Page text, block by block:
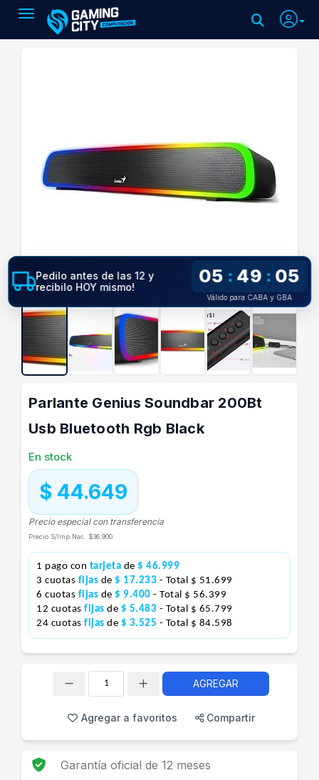
Toggle navigation
Parlante Genius Soundbar 200Bt
Usb Bluetooth Rgb Black
En stock
$ 44.649
Precio especial con transferencia
Precio S/Imp.Nac. $36.900
1 pago con tarjeta de $ 46.999
3 cuotas fijas de $ 17.233 - Total $ 51.699
6 cuotas fijas de $ 9.400 - Total $ 56.399
12 cuotas fijas de $ 5.483 - Total $ 65.799
24 cuotas fijas de $ 3.525 - Total $ 84.598
Pedilo antes de las 12 y
recibilo HOY mismo!
05 : 49 : 04
Válido para CABA y GBA
AGREGAR
Agregar a favoritos Compartir
Garantía oficial de 12 meses